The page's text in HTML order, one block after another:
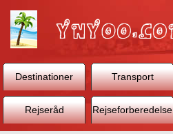
Destinationer Transport
Rejseråd Rejseforberedelse